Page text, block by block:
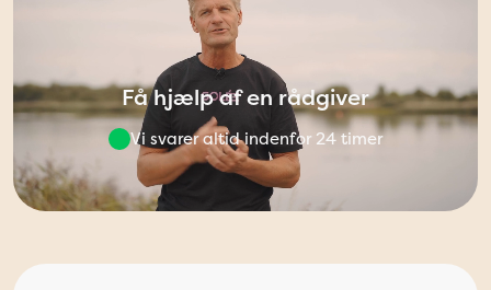
Få hjælp af en rådgiver
Vi svarer altid indenfor 24 timer